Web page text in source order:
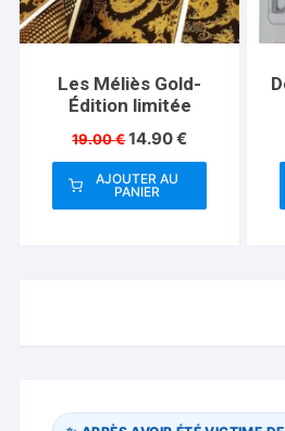
Les Méliès Gold-
Édition limitée
19.00€Le
prix
initial
était :
19.00 €.
14.90€Le
prix
14.90 €.
AJOUTER AU
PANIER